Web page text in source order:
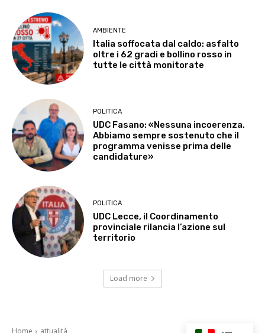
AMBIENTE
Italia soffocata dal caldo: asfalto
oltre i 62 gradi e bollino rosso in
tutte le città monitorate
POLITICA
UDC Fasano: «Nessuna incoerenza.
Abbiamo sempre sostenuto che il
programma venisse prima delle
candidature»
POLITICA
UDC Lecce, il Coordinamento
provinciale rilancia l’azione sul
territorio
Load more